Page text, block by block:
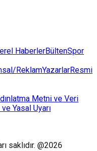
HaberlerBültenSpor
ReklamYazarlarResmi
Metni ve Veri
Yasal Uyarı
saklıdır. @2026